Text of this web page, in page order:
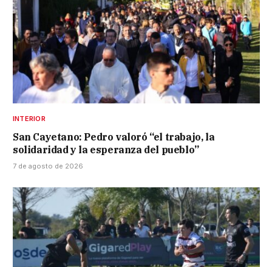
INTERIOR
San Cayetano: Pedro valoró “el trabajo, la
solidaridad y la esperanza del pueblo”
7 de agosto de 2026